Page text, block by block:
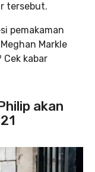
tersebut.
pemakaman
Markle
kabar
akan